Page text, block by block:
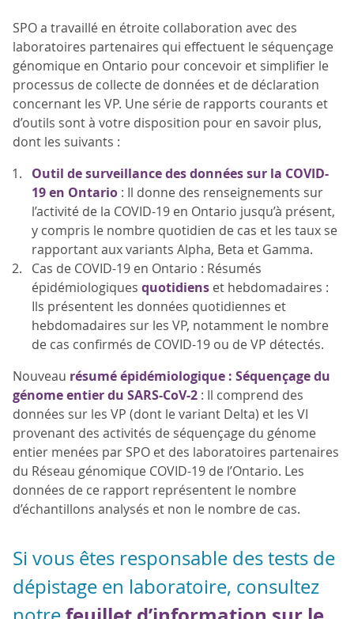
SPO a travaillé en étroite collaboration avec des
laboratoires partenaires qui effectuent le séquençage
génomique en Ontario pour concevoir et simplifier le
processus de collecte de données et de déclaration
concernant les VP. Une série de rapports courants et
d’outils sont à votre disposition pour en savoir plus,
dont les suivants :
Outil de surveillance des données sur la COVID-
19 en Ontario : Il donne des renseignements sur
l’activité de la COVID-19 en Ontario jusqu’à présent,
y compris le nombre quotidien de cas et les taux se
rapportant aux variants Alpha, Beta et Gamma.
Cas de COVID-19 en Ontario : Résumés
épidémiologiques quotidiens et hebdomadaires :
Ils présentent les données quotidiennes et
hebdomadaires sur les VP, notamment le nombre
de cas confirmés de COVID-19 ou de VP détectés.
Nouveau résumé épidémiologique : Séquençage du
génome entier du SARS-CoV-2 : Il comprend des
données sur les VP (dont le variant Delta) et les VI
provenant des activités de séquençage du génome
entier menées par SPO et des laboratoires partenaires
du Réseau génomique COVID-19 de l’Ontario. Les
données de ce rapport représentent le nombre
d’échantillons analysés et non le nombre de cas.
Si vous êtes responsable des tests de
dépistage en laboratoire, consultez